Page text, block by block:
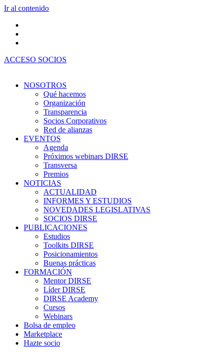
Ir al contenido
ACCESO SOCIOS
NOSOTROS
Qué hacemos
Organización
Transparencia
Socios Corporativos
Red de alianzas
EVENTOS
Agenda
Próximos webinars DIRSE
Transversa
Premios
NOTICIAS
ACTUALIDAD
INFORMES Y ESTUDIOS
NOVEDADES LEGISLATIVAS
SOCIOS DIRSE
PUBLICACIONES
Estudios
Toolkits DIRSE
Posicionamientos
Buenas prácticas
FORMACIÓN
Mentor DIRSE
Líder DIRSE
DIRSE Academy
Cursos
Webinars
Bolsa de empleo
Marketplace
Hazte socio